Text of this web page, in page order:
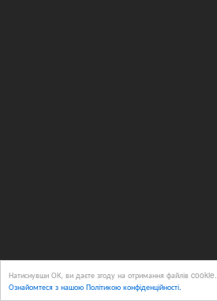
Натиснувши ОК, ви даєте згоду на отримання файлів cookie.
Ознайомтеся з нашою Політикою конфіденційності.